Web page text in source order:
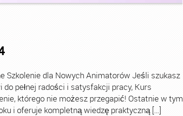
Szkolenie dla Nowych Animatorów Jeśli szukasz
pełnej radości i satysfakcji pracy, Kurs
którego nie możesz przegapić! Ostatnie w tym
i oferuje kompletną wiedzę praktyczną […]